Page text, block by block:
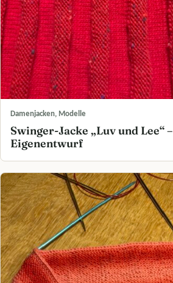
Damenjacken, Modelle
Swinger-Jacke „Luv und Lee“ –
Eigenentwurf